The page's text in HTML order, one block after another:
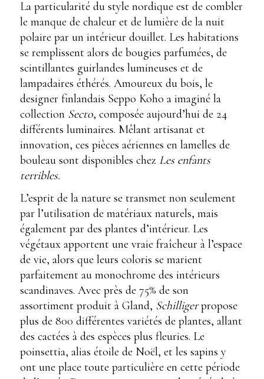
La particularité du style nordique est de combler
le manque de chaleur et de lumière de la nuit
polaire par un intérieur douillet. Les habitations
se remplissent alors de bougies parfumées, de
scintillantes guirlandes lumineuses et de
lampadaires éthérés. Amoureux du bois, le
designer finlandais Seppo Koho a imaginé la
collection Secto, composée aujourd’hui de 24
différents luminaires. Mêlant artisanat et
innovation, ces pièces aériennes en lamelles de
bouleau sont disponibles chez Les enfants
terribles.
L’esprit de la nature se transmet non seulement
par l’utilisation de matériaux naturels, mais
également par des plantes d’intérieur. Les
végétaux apportent une vraie fraîcheur à l’espace
de vie, alors que leurs coloris se marient
parfaitement au monochrome des intérieurs
scandinaves. Avec près de 75% de son
assortiment produit à Gland, Schilligerpropose
plus de 800 différentes variétés de plantes, allant
des cactées à des espèces plus fleuries. Le
poinsettia, alias étoile de Noël, et les sapins y
ont une place toute particulière en cette période